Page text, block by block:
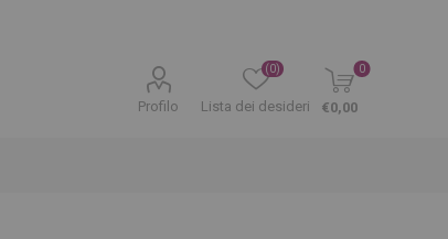
Profilo Lista dei desideri
(0) 0
€0,00